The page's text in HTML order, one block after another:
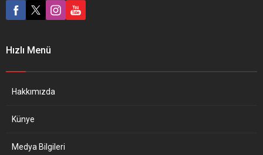
Kalem Müdür Yardımcısı
Yusuf Yerkel’in Frankfurt’a
tepkiler dinmiyor. TGD, bu
olduğunu vurguladı. Yusuf
ataşesi olarak atanmasını...
Hızlı Menü
Hakkımızda
Künye
Medya Bilgileri